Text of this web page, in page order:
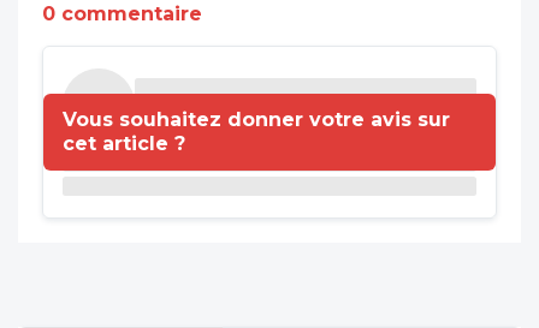
0 commentaire
Vous souhaitez donner votre avis sur
cet article ?